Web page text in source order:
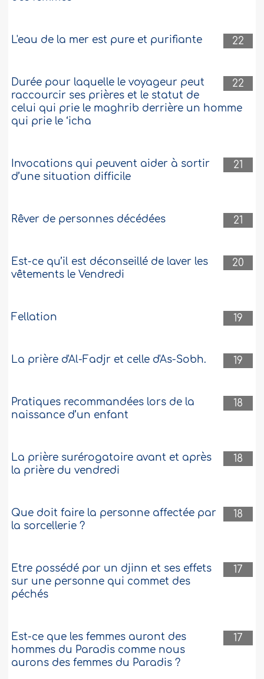
22
L'eau de la mer est pure et purifiante
22
Durée pour laquelle le voyageur peut
raccourcir ses prières et le statut de
celui qui prie le maghrib derrière un homme
qui prie le ‘icha
21
Invocations qui peuvent aider à sortir
d’une situation difficile
21
Rêver de personnes décédées
20
Est-ce qu’il est déconseillé de laver les
vêtements le Vendredi
19
Fellation
19
La prière d'Al-Fadjr et celle d'As-Sobh.
18
Pratiques recommandées lors de la
naissance d’un enfant
18
La prière surérogatoire avant et après
la prière du vendredi
18
Que doit faire la personne affectée par
la sorcellerie ?
17
Etre possédé par un djinn et ses effets
sur une personne qui commet des
péchés
17
Est-ce que les femmes auront des
hommes du Paradis comme nous
aurons des femmes du Paradis ?